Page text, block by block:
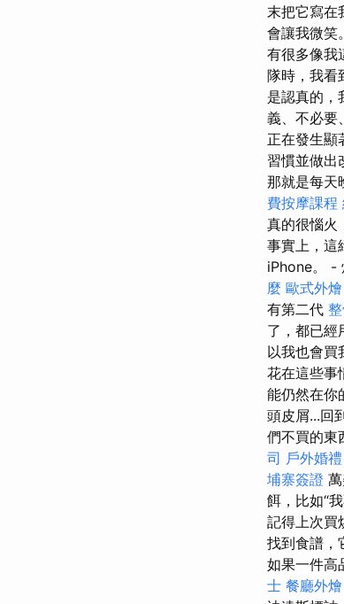
末把它寫在
會讓我微笑
有很多像我
隊時，我看
是認真的，
義、不必要
正在發生顯
習慣並做出
那就是每天
費按摩課程
真的很惱火
事實上，這
iPhone。 -
麼 歐式外燴
有第二代
了，都已經
以我也會買
花在這些事
能仍然在你
頭皮屑...回
們不買的東
司 戶外婚禮
埔寨簽證
餌，比如“
記得上次買
找到食譜，
如果一件高
士 餐廳外燴